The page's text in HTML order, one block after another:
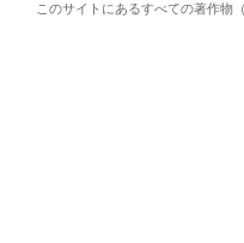
このサイトにあるすべての著作物